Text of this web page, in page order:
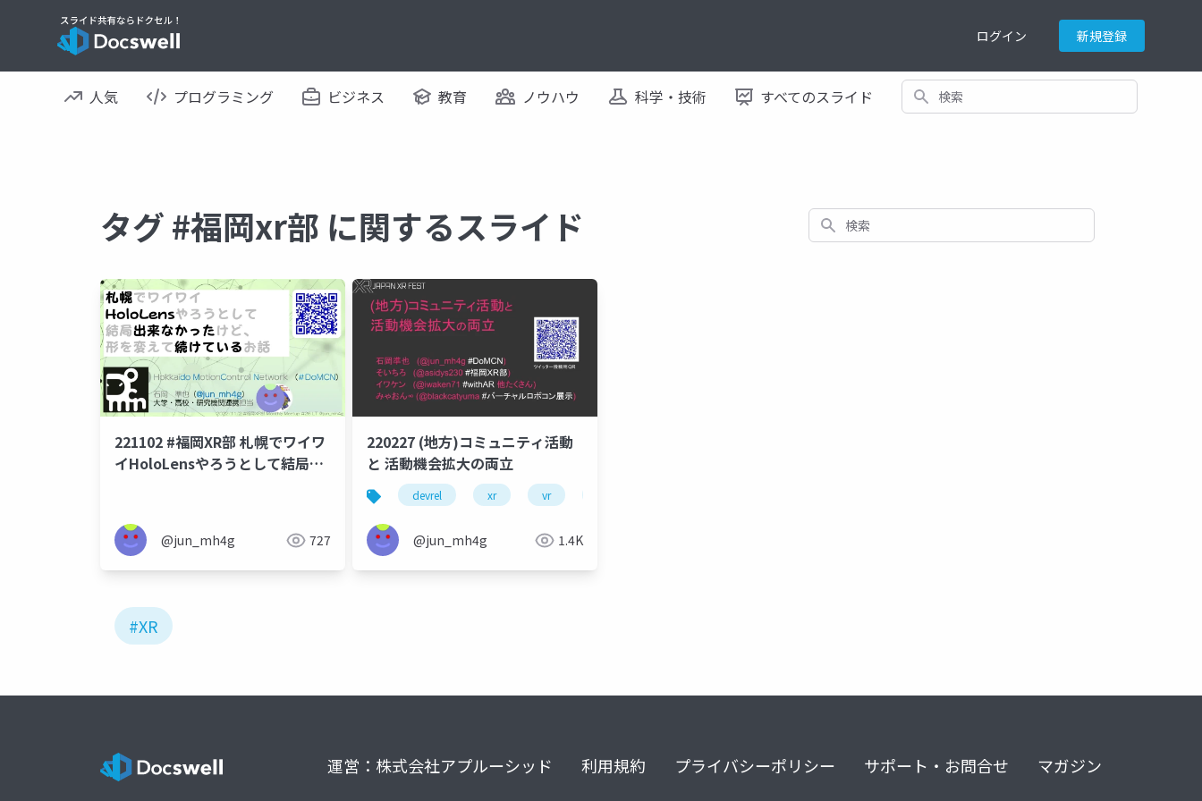
ログイン 新規登録
人気 プログラミング ビジネス 教育 ノウハウ 科学・技術 すべてのスライド 検索
タグ #福岡xr部 に関するスライド 検索
221102 #福岡XR部 札幌でワイワ
イHoloLensやろうとして結局で
@jun_mh4g 727
220227 (地方)コミュニティ活動
と 活動機会拡大の両立
devrel xr vr
@jun_mh4g 1.4K
#XR
運営：株式会社アプルーシッド 利用規約 プライバシーポリシー サポート・お問合せ マガジン